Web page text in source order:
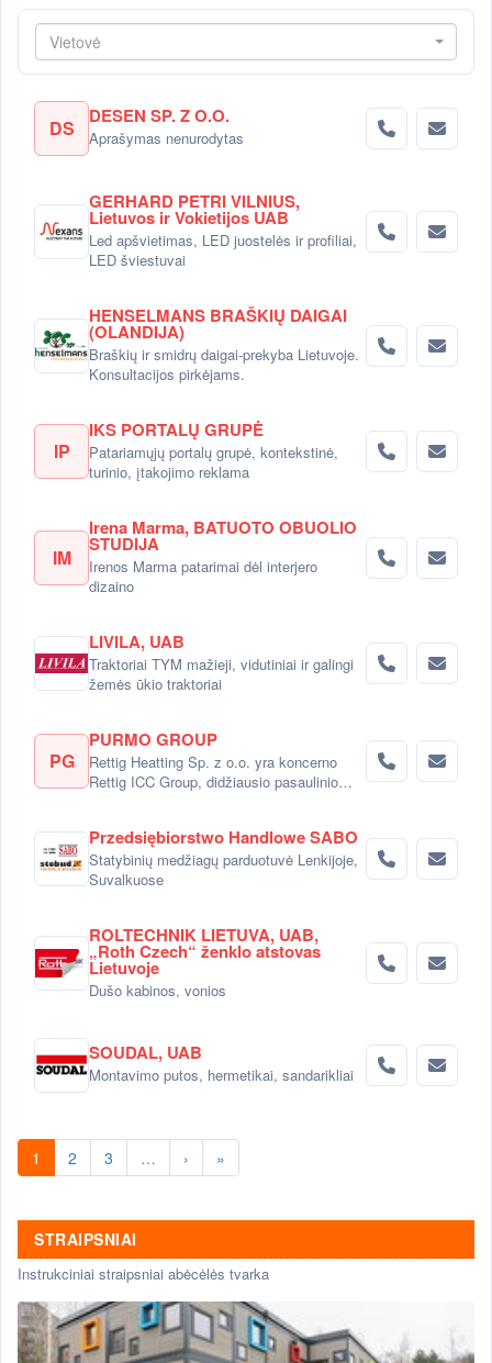
Vietovė
DS DESEN SP. Z O.O.
Aprašymas nenurodytas
GERHARD PETRI VILNIUS,
Lietuvos ir Vokietijos UAB
Led apšvietimas, LED juostelės ir profiliai,
LED šviestuvai
HENSELMANS BRAŠKIŲ DAIGAI
(OLANDIJA)
Braškių ir smidrų daigai-prekyba Lietuvoje.
Konsultacijos pirkėjams.
IP
IKS PORTALŲ GRUPĖ
Patariamųjų portalų grupė, kontekstinė,
turinio, įtakojimo reklama
IM
Irena Marma, BATUOTO OBUOLIO
STUDIJA
Irenos Marma patarimai dėl interjero
dizaino
LIVILA, UAB
Traktoriai TYM mažieji, vidutiniai ir galingi
žemės ūkio traktoriai
PG
PURMO GROUP
Rettig Heatting Sp. z o.o. yra koncerno
Rettig ICC Group, didžiausio pasaulinio
Przedsiębiorstwo Handlowe SABO
Statybinių medžiagų parduotuvė Lenkijoje,
Suvalkuose
ROLTECHNIK LIETUVA, UAB,
„Roth Czech“ ženklo atstovas
Lietuvoje
Dušo kabinos, vonios
SOUDAL, UAB
Montavimo putos, hermetikai, sandarikliai
1 2 3 … › »
STRAIPSNIAI
Instrukciniai straipsniai abėcėlės tvarka